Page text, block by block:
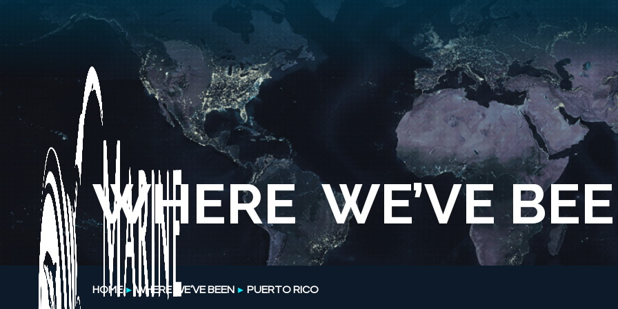
WHERE WE’VE
HOME WHERE WE’VE BEEN PUERTO RICO